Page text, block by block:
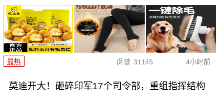
最热 阅读 31145 4小时前
莫迪开大！砸碎印军17个司令部，重组指挥结构